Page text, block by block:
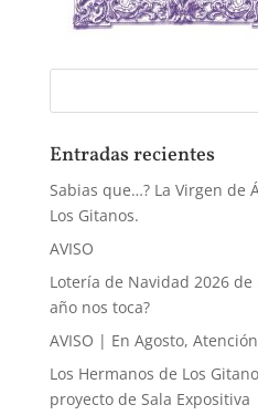
Entradas recientes
Sabias que…? La Virgen de
Los Gitanos.
AVISO
Lotería de Navidad 2026
año nos toca?
AVISO | En Agosto,
Los Hermanos de Los
proyecto de Sala Expositiva